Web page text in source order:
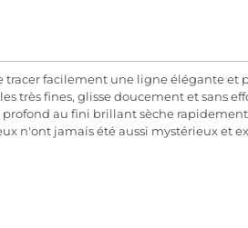
tracer facilement une ligne élégante et
très fines, glisse doucement et sans
au fini brillant sèche
n'ont jamais été aussi mystérieux et